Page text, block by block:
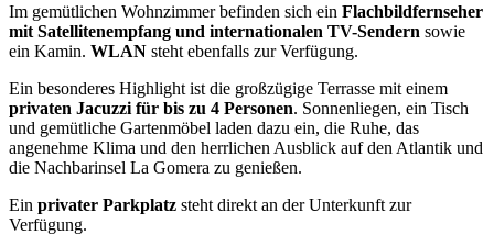
Im gemütlichen Wohnzimmer befinden sich ein Flachbildfernseher
mit Satellitenempfang und internationalen TV-Sendern sowie
ein Kamin. WLAN steht ebenfalls zur Verfügung.
Ein besonderes Highlight ist die großzügige Terrasse mit einem
privaten Jacuzzi für bis zu 4 Personen. Sonnenliegen, ein Tisch
und gemütliche Gartenmöbel laden dazu ein, die Ruhe, das
angenehme Klima und den herrlichen Ausblick auf den Atlantik und
die Nachbarinsel La Gomera zu genießen.
Ein privater Parkplatz steht direkt an der Unterkunft zur
Verfügung.